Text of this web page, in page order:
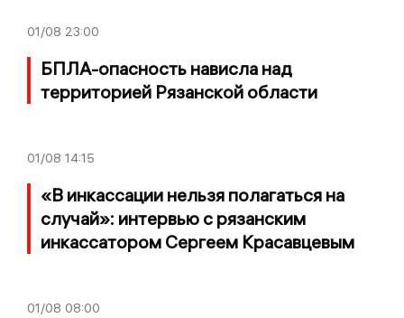
01/08 23:00
БПЛА-опасность нависла над
территорией Рязанской области
01/08 14:15
«В инкассации нельзя полагаться на
случай»: интервью с рязанским
инкассатором Сергеем Красавцевым
01/08 08:00